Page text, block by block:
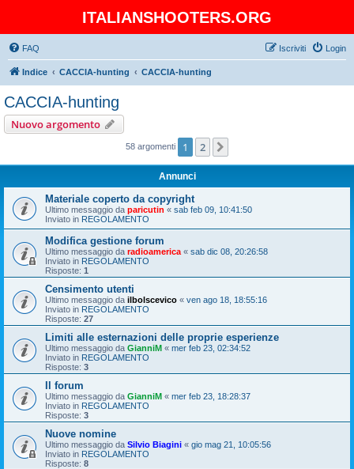
ITALIANSHOOTERS.ORG
FAQ Login
Iscriviti
Indice CACCIA-hunting CACCIA-hunting
CACCIA-hunting
Nuovo argomento
58 argomenti 1 2
Annunci
Materiale coperto da copyright
Ultimo messaggio da paricutin « sab feb 09, 10:41:50
Inviato in REGOLAMENTO
Modifica gestione forum
Ultimo messaggio da radioamerica « sab dic 08, 20:26:58
Inviato in REGOLAMENTO
Risposte: 1
Censimento utenti
Ultimo messaggio da ilbolscevico « ven ago 18, 18:55:16
Inviato in REGOLAMENTO
Risposte: 27
Limiti alle esternazioni delle proprie esperienze
Ultimo messaggio da GianniM « mer feb 23, 02:34:52
Inviato in REGOLAMENTO
Risposte: 3
Il forum
Ultimo messaggio da GianniM « mer feb 23, 18:28:37
Inviato in REGOLAMENTO
Risposte: 3
Nuove nomine
Ultimo messaggio da Silvio Biagini « gio mag 21, 10:05:56
Inviato in REGOLAMENTO
Risposte: 8